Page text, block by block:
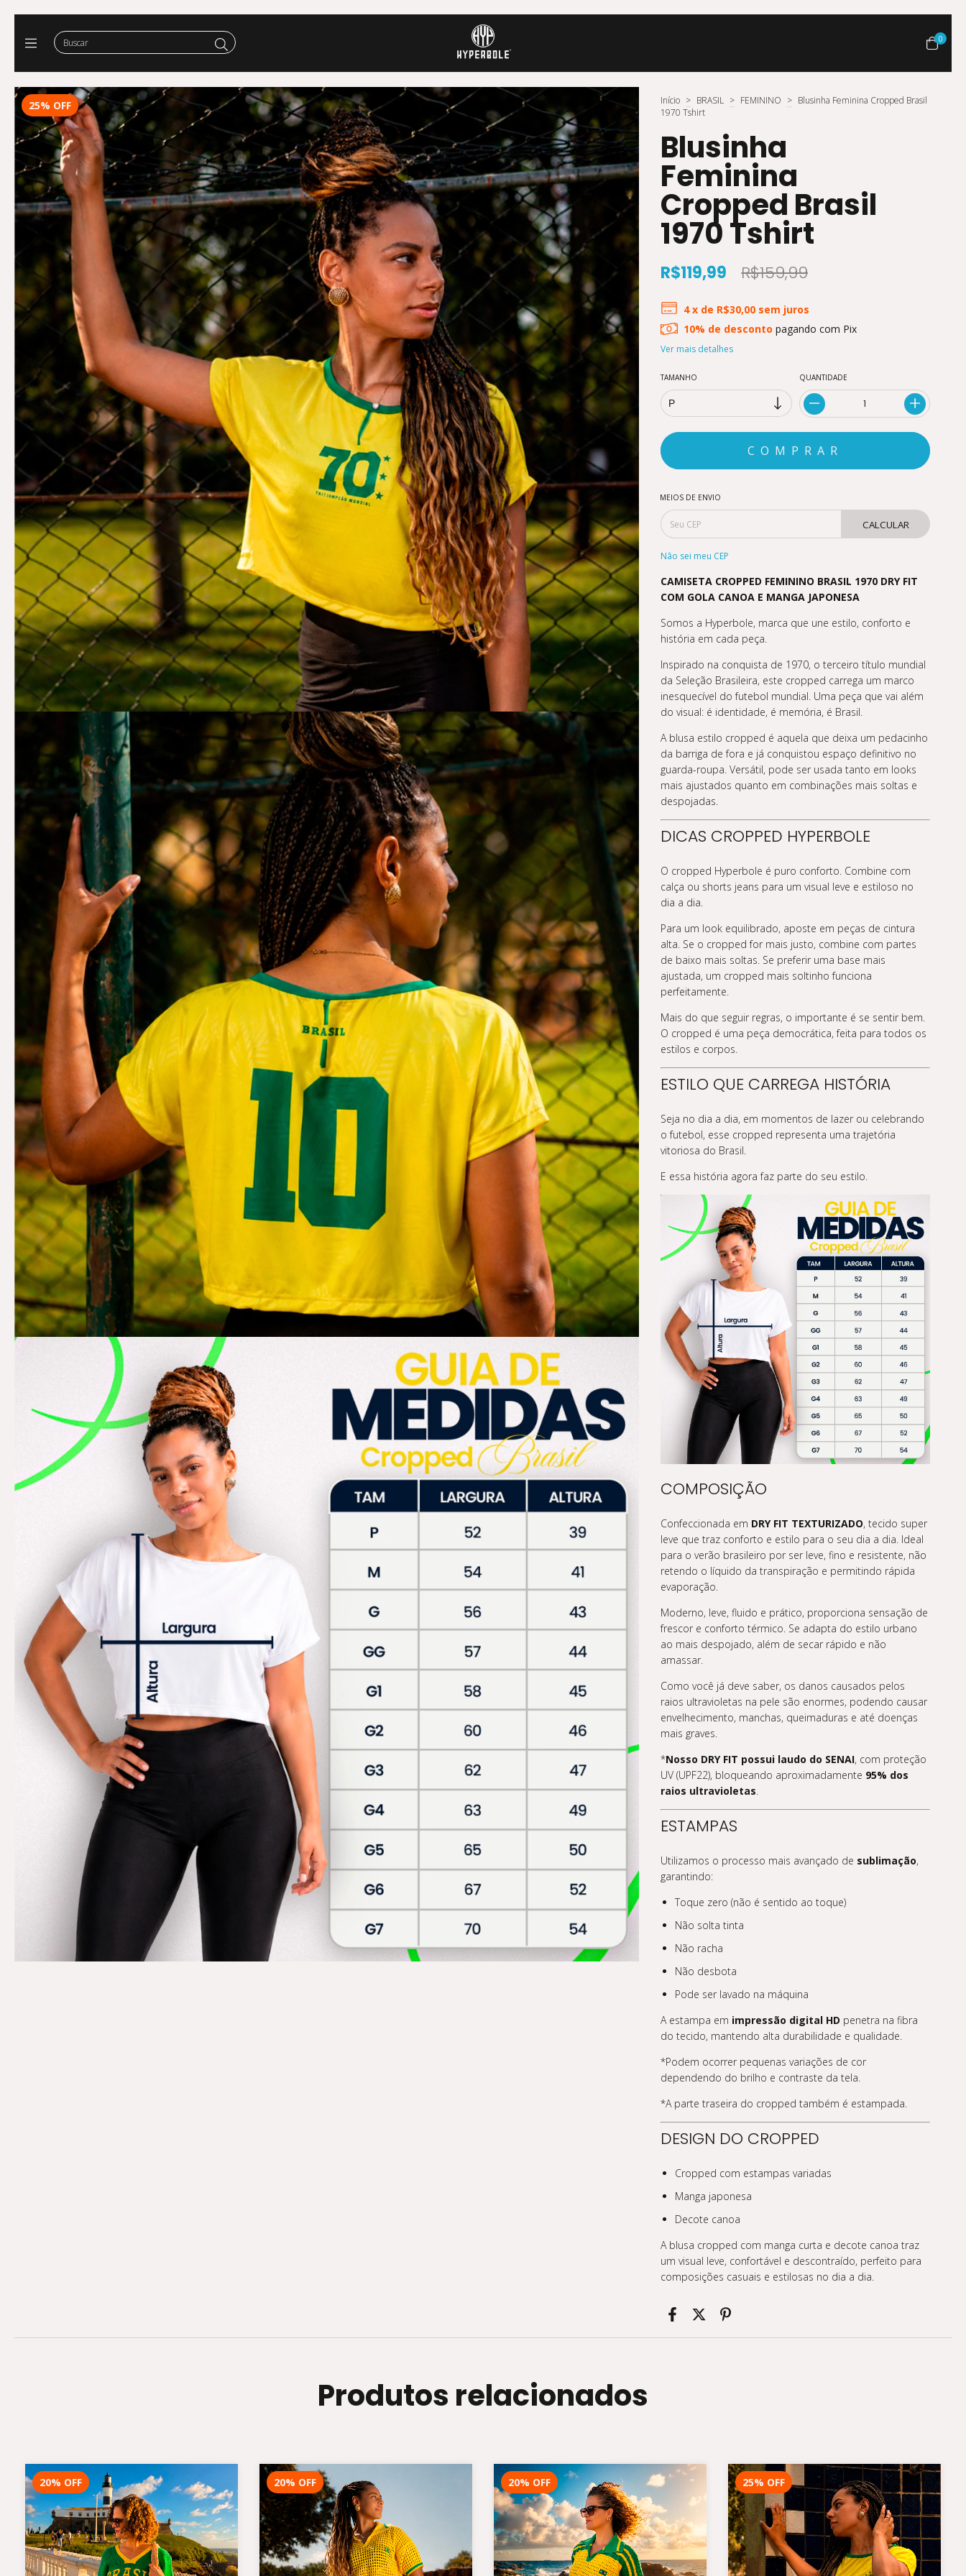
0
25% OFF Início > BRASIL > FEMININO > Blusinha Feminina Cropped Brasil
1970 Tshirt
Blusinha
Feminina
Cropped Brasil
1970 Tshirt
R$119,99 R$159,99
4 x de R$30,00 sem juros
10% de desconto pagando com Pix
Ver mais detalhes
TAMANHO QUANTIDADE
MEIOS DE ENVIO
CALCULAR
Não sei meu CEP
CAMISETA CROPPED FEMININO BRASIL 1970 DRY FIT
COM GOLA CANOA E MANGA JAPONESA
Somos a Hyperbole, marca que une estilo, conforto e
história em cada peça.
Inspirado na conquista de 1970, o terceiro título mundial
da Seleção Brasileira, este cropped carrega um marco
inesquecível do futebol mundial. Uma peça que vai além
do visual: é identidade, é memória, é Brasil.
A blusa estilo cropped é aquela que deixa um pedacinho
da barriga de fora e já conquistou espaço definitivo no
guarda-roupa. Versátil, pode ser usada tanto em looks
mais ajustados quanto em combinações mais soltas e
despojadas.
DICAS CROPPED HYPERBOLE
O cropped Hyperbole é puro conforto. Combine com
calça ou shorts jeans para um visual leve e estiloso no
dia a dia.
Para um look equilibrado, aposte em peças de cintura
alta. Se o cropped for mais justo, combine com partes
de baixo mais soltas. Se preferir uma base mais
ajustada, um cropped mais soltinho funciona
perfeitamente.
Mais do que seguir regras, o importante é se sentir bem.
O cropped é uma peça democrática, feita para todos os
estilos e corpos.
ESTILO QUE CARREGA HISTÓRIA
Seja no dia a dia, em momentos de lazer ou celebrando
o futebol, esse cropped representa uma trajetória
vitoriosa do Brasil.
E essa história agora faz parte do seu estilo.
COMPOSIÇÃO
Confeccionada em DRY FIT TEXTURIZADO, tecido super
leve que traz conforto e estilo para o seu dia a dia. Ideal
para o verão brasileiro por ser leve, fino e resistente, não
retendo o líquido da transpiração e permitindo rápida
evaporação.
Moderno, leve, fluido e prático, proporciona sensação de
frescor e conforto térmico. Se adapta do estilo urbano
ao mais despojado, além de secar rápido e não
amassar.
Como você já deve saber, os danos causados pelos
raios ultravioletas na pele são enormes, podendo causar
envelhecimento, manchas, queimaduras e até doenças
mais graves.
*Nosso DRY FIT possui laudo do SENAI, com proteção
UV (UPF22), bloqueando aproximadamente 95% dos
raios ultravioletas
ESTAMPAS
Utilizamos o processo mais avançado de sublimação,
garantindo:
Toque zero (não é sentido ao toque)
Não solta tinta
Não racha
Não desbota
Pode ser lavado na máquina
A estampa em impressão digital HD penetra na fibra
do tecido, mantendo alta durabilidade e qualidade.
*Podem ocorrer pequenas variações de cor
dependendo do brilho e contraste da tela.
*A parte traseira do cropped também é estampada.
DESIGN DO CROPPED
Cropped com estampas variadas
Manga japonesa
Decote canoa
A blusa cropped com manga curta e decote canoa traz
um visual leve, confortável e descontraído, perfeito para
composições casuais e estilosas no dia a dia.
Produtos relacionados
20% OFF 20% OFF 20% OFF 25% OFF